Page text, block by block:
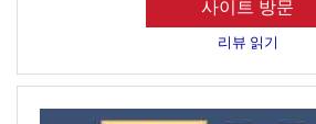
사이트 방문
리뷰 읽기